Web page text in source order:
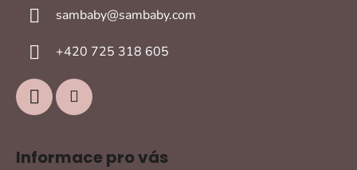
sambaby@sambaby.com
+420 725 318 605
Informace pro vás